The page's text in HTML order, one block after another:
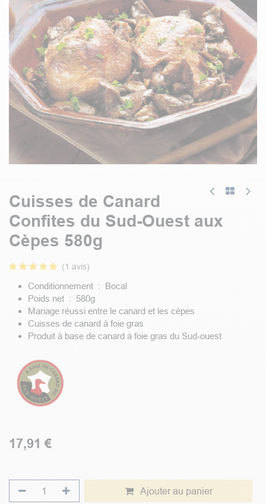
Cuisses de Canard
Confites du Sud-Ouest aux
Cèpes 580g
(1 avis)
Conditionnement : Bocal
Poids net : 580g
Mariage réussi entre le canard et les cèpes
Cuisses de canard à foie gras
Produit à base de canard à foie gras du Sud-ouest
17,91 €
Ajouter au panier